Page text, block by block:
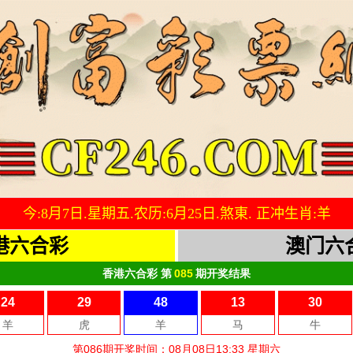
今:8月 7日.星期五.农历:6月 25日.煞東. 正冲生肖:羊
六合彩 澳门六